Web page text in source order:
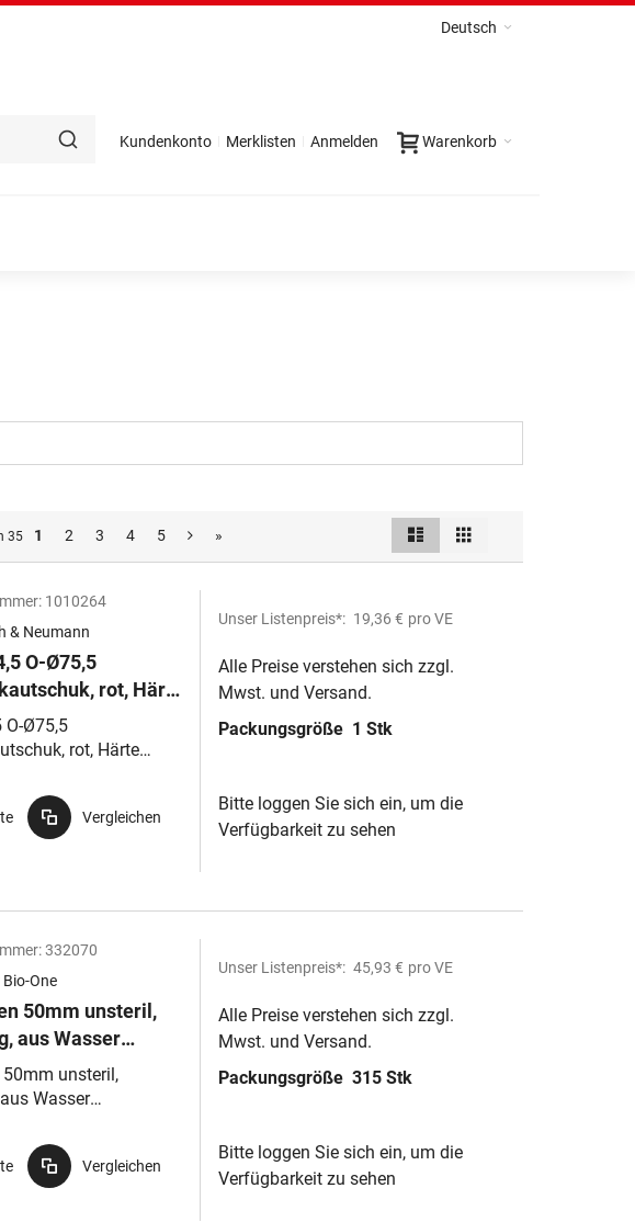
Deutsch
Warenkorb
Kundenkonto Merklisten Anmelden
35 1 2 3 4 5 » Ansicht
1010264
& Neumann
O-Ø75,5
rot, Härte
DIN 12871
O-Ø75,5
rot, Härte
Vergleichen
Unser Listenpreis*: 19,36 € pro VE
Alle Preise verstehen sich zzgl.
Mwst. und Versand.
Packungsgröße 1 Stk
Bitte loggen Sie sich ein, um die
Verfügbarkeit zu sehen
332070
One
50mm unsteril,
aus Wasser
unsteril,
Wasser
Vergleichen
Unser Listenpreis*: 45,93 € pro VE
Alle Preise verstehen sich zzgl.
Mwst. und Versand.
Packungsgröße 315 Stk
Bitte loggen Sie sich ein, um die
Verfügbarkeit zu sehen